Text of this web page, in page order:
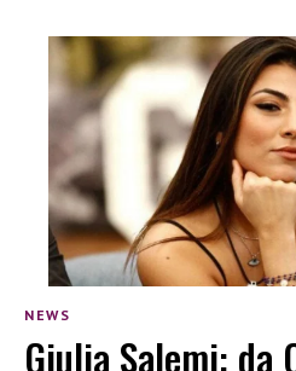
NEWS
Giulia Salemi: da